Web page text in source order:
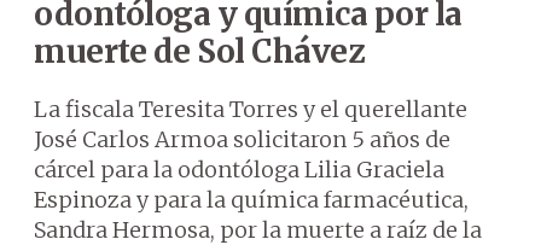
odontóloga y química por la
muerte de Sol Chávez
La fiscala Teresita Torres y el querellante
José Carlos Armoa solicitaron 5 años de
cárcel para la odontóloga Lilia Graciela
Espinoza y para la química farmacéutica,
Sandra Hermosa, por la muerte a raíz de la